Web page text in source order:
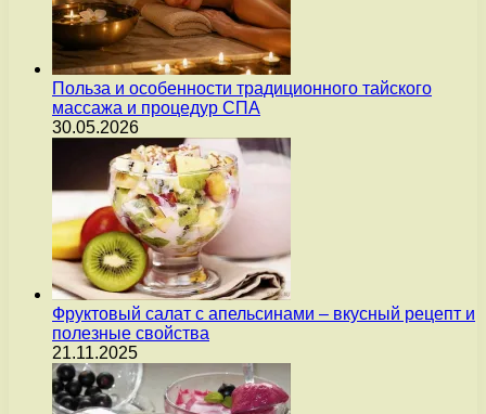
Польза и особенности традиционного тайского
массажа и процедур СПА
30.05.2026
Фруктовый салат с апельсинами – вкусный рецепт и
полезные свойства
21.11.2025